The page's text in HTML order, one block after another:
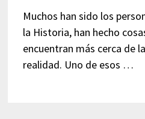
Muchos han sido los
la Historia, han hecho
encuentran más cerca de
realidad. Uno de esos …